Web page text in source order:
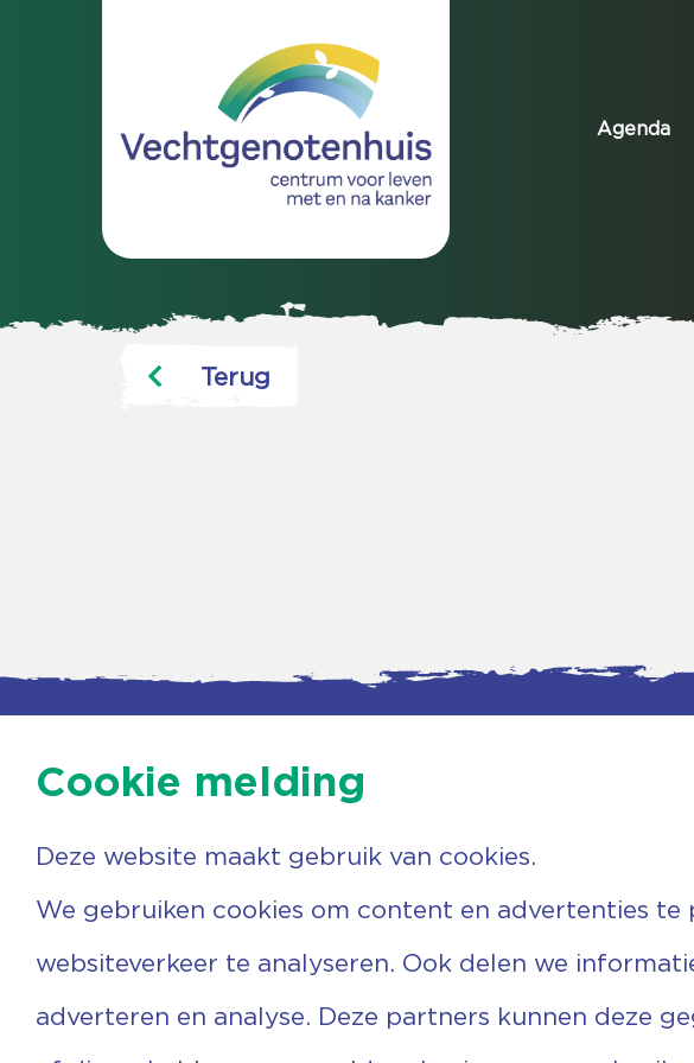
Agenda
Terug
Agenda
Nieuwsbrief
Vrijwilligers
Steun ons
Contactgegevens
7731 PA Ommen
0529 455 767
info@vechtgenoten.nl
Cookie melding
Deze website maakt gebruik van cookies.
We gebruiken cookies om content en advertenties
websiteverkeer te analyseren. Ook delen we
adverteren en analyse. Deze partners kunnen deze